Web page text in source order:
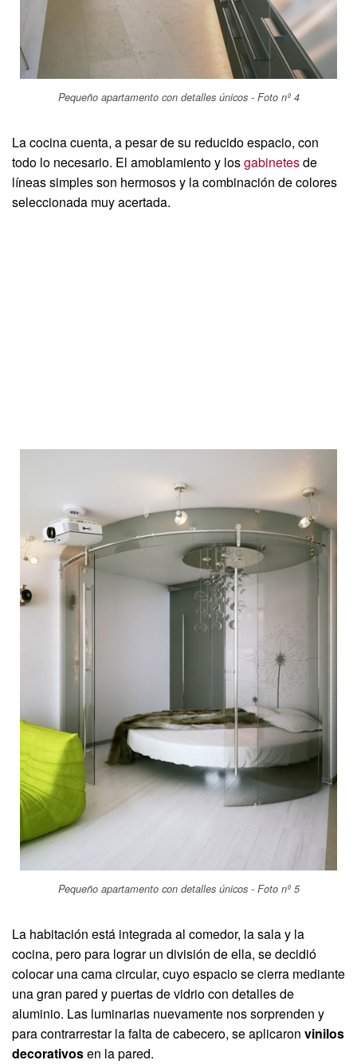
Pequeño apartamento con detalles únicos - Foto nº 4
La cocina cuenta, a pesar de su reducido espacio, con
todo lo necesario. El amoblamiento y losgabinetesde
líneas simples son hermosos y la combinación de colores
seleccionada muy acertada.
Pequeño apartamento con detalles únicos - Foto nº 5
La habitación está integrada al comedor, la sala y la
cocina, pero para lograr un división de ella, se decidió
colocar una cama circular, cuyo espacio se cierra mediante
una gran pared y puertas de vidrio con detalles de
aluminio. Las luminarias nuevamente nos sorprenden y
para contrarrestar la falta de cabecero, se aplicaron vinilos
decorativosen la pared.